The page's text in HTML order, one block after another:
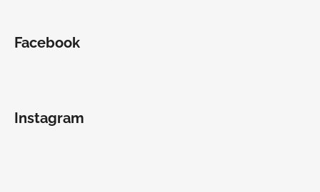
Facebook
Instagram